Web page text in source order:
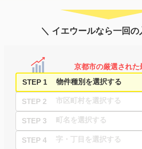
＼ イエウールなら一回の
京都市の厳選された
STEP 1
STEP 2
STEP 3
STEP 4